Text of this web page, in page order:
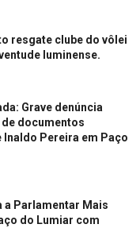
resgate clube do vôlei
luminense.
Grave denúncia
documentos
Pereira em Paço
a Parlamentar Mais
do Lumiar com